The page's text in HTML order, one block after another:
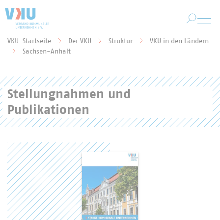
Sie befinden sich hier:
VKU-Startseite Der VKU Struktur
VKU in den Ländern
Sachsen-Anhalt
Stellungnahmen und
Publikationen